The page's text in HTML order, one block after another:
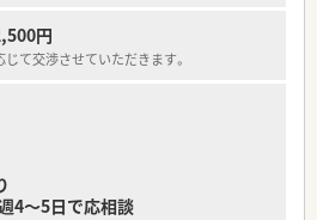
円
て交渉させていただきます。
4～5日で応相談